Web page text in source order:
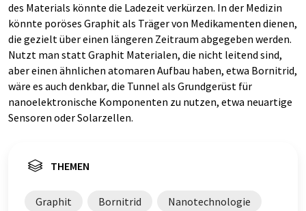
des Materials könnte die Ladezeit verkürzen. In der Medizin
könnte poröses Graphit als Träger von Medikamenten dienen,
die gezielt über einen längeren Zeitraum abgegeben werden.
Nutzt man statt Graphit Materialen, die nicht leitend sind,
aber einen ähnlichen atomaren Aufbau haben, etwa Bornitrid,
wäre es auch denkbar, die Tunnel als Grundgerüst für
nanoelektronische Komponenten zu nutzen, etwa neuartige
Sensoren oder Solarzellen.
THEMEN
Graphit Bornitrid Nanotechnologie